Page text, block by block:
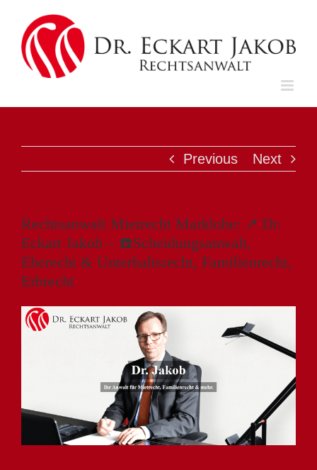
content
Previous Next
Rechtsanwalt Mietrecht Marklohe: ↗️ Dr.
Eckart Jakob – ☎️Scheidungsanwalt,
Eherecht & Unterhaltsrecht, Familienrecht,
Erbrecht